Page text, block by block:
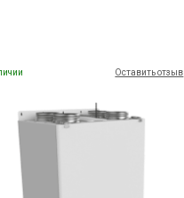
Оставить отзыв